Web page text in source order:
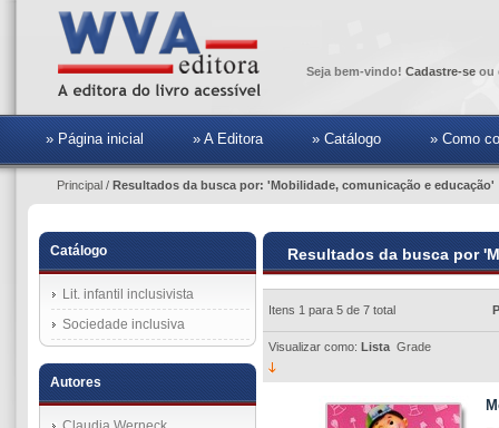
Seja bem-vindo! Cadastre-se ou
» Página inicial » A Editora » Catálogo » Como
Principal / Resultados da busca por: 'Mobilidade, comunicação e educação'
Resultados da busca por
Itens 1 para 5 de 7 total
Visualizar como: Lista Grade
Catálogo
Lit. infantil inclusivista
Sociedade inclusiva
Autores